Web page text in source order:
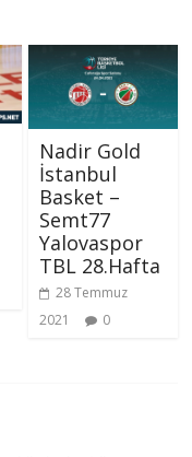
Nadir Gold
İstanbul
Basket –
Semt77
Yalovaspor
TBL 28.Hafta
28 Temmuz
2021
0